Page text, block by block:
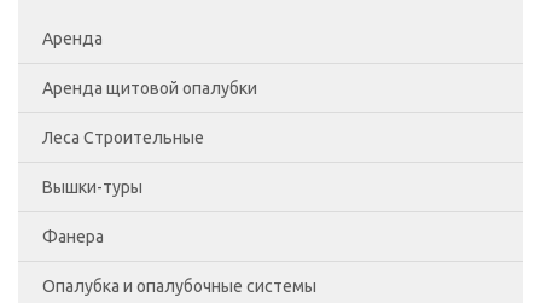
Аренда
Аренда щитовой опалубки
Леса Строительные
Леса рамные
Помосты
Сетка фасадная
Вышки-туры
Вышка-тура ВСП-250/0.7
Вышка-тура ВСП-250/1.2
Фанера
Фанера Россия
Опалубка и опалубочные системы